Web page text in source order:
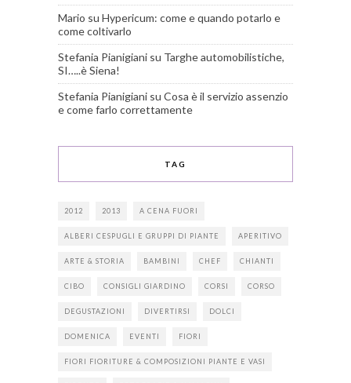
Mario su Hypericum: come e quando potarlo e
come coltivarlo
Stefania Pianigiani su Targhe automobilistiche,
SI…..è Siena!
Stefania Pianigiani su Cosa è il servizio assenzio
e come farlo correttamente
TAG
2012 2013 A CENA FUORI
ALBERI CESPUGLI E GRUPPI DI PIANTE APERITIVO
ARTE & STORIA BAMBINI CHEF CHIANTI
CIBO CONSIGLI GIARDINO CORSI CORSO
DEGUSTAZIONI DIVERTIRSI DOLCI
DOMENICA EVENTI FIORI
FIORI FIORITURE & COMPOSIZIONI PIANTE E VASI